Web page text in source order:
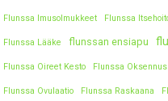
Flunssa Imusolmukkeet Flunssa
Flunssa Lääke flunssan ensiapu
Flunssa Oireet Kesto Flunssa Oksennus
Flunssa Ovulaatio Flunssa Raskaana